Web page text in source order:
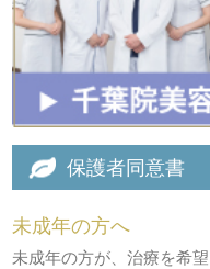
保護者同意書
未成年の方へ
未成年の方が、治療を希